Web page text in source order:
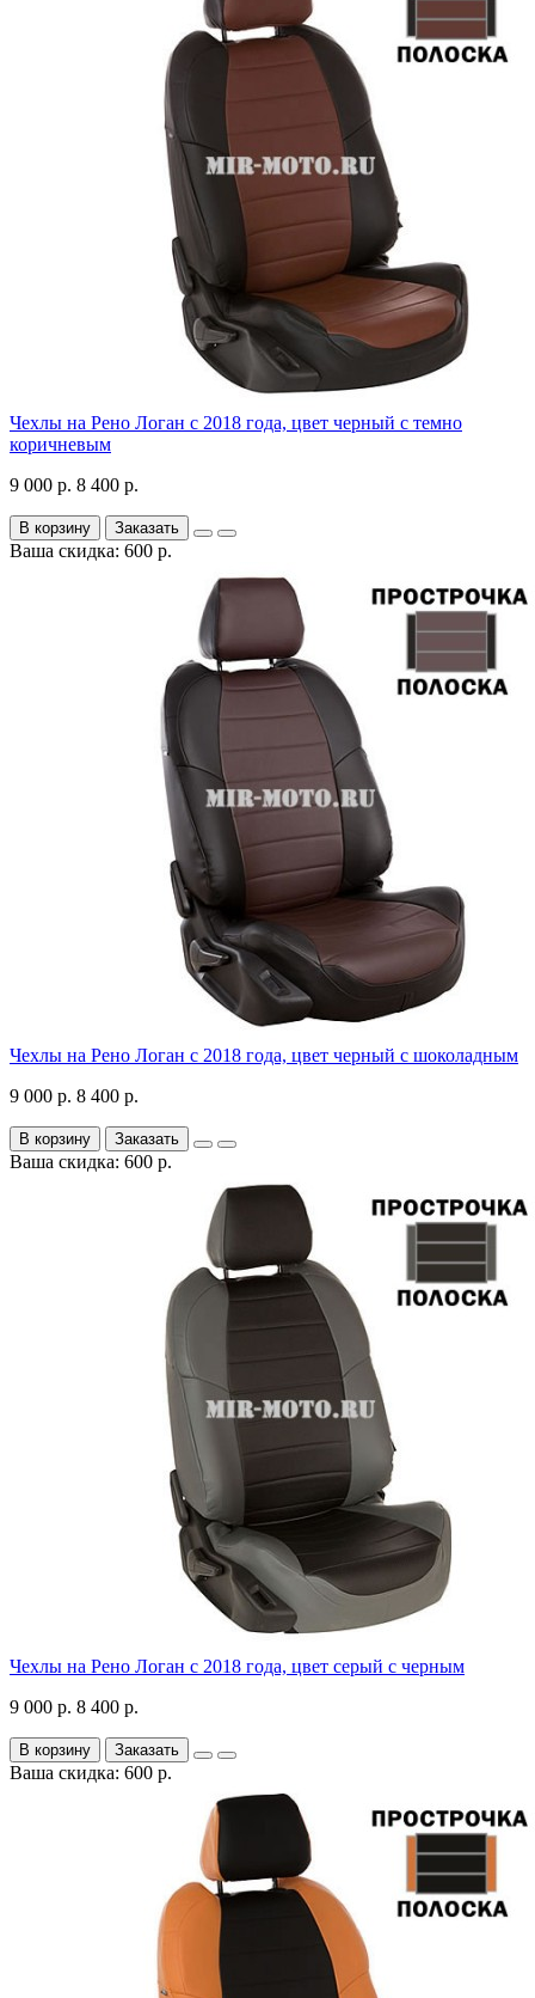
Чехлы на Рено Логан с 2018 года, цвет черный с темно
коричневым
9 000 р. 8 400 р.
В корзину Заказать
Ваша скидка: 600 р.
Чехлы на Рено Логан с 2018 года, цвет черный с шоколадным
9 000 р. 8 400 р.
В корзину Заказать
Ваша скидка: 600 р.
Чехлы на Рено Логан с 2018 года, цвет серый с черным
9 000 р. 8 400 р.
В корзину Заказать
Ваша скидка: 600 р.